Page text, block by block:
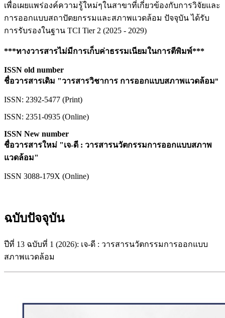
เพื่อเผยแพร่องค์ความรู้ใหม่ๆในสาขาที่เกี่ยวข้องกับการวิจัยและ
การออกแบบสถาปัตยกรรมและสภาพแวดล้อม ปัจจุบัน ได้รับ
การรับรองในฐาน TCI Tier 2 (2025 - 2029)
***ทางวารสารไม่มีการเก็บค่าธรรมเนียมในการตีพิมพ์***
ISSN old number
ชื่อวารสารเดิม "วารสารวิชาการ การออกแบบสภาพแวดล้อม"
ISSN: 2392-5477 (Print)
ISSN: 2351-0935 (Online)
ISSN New number
ชื่อวารสารใหม่ "เจ-ดี : วารสารนวัตกรรมการออกแบบสภาพ
แวดล้อม"
ISSN 3088-179X (Online)
ฉบับปัจจุบัน
ปีที่ 13 ฉบับที่ 1 (2026): เจ-ดี : วารสารนวัตกรรมการออกแบบ
สภาพแวดล้อม